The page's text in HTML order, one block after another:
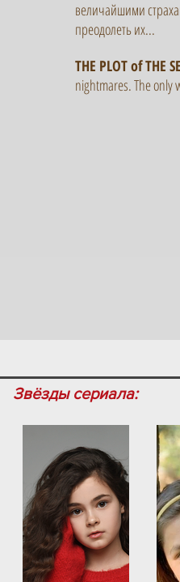
величайшими
преодолеть их...
THE PLOT of THE
nightmares. The only
Звёзды сериала: